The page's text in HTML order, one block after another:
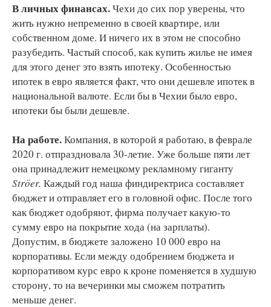
В личных финансах.Чехи до сих пор уверены, что
жить нужно непременно в своей квартире, или
собственном доме. И ничего их в этом не способно
разубедить. Частый способ, как купить жилье не имея
для этого денег это взять ипотеку. Особенностью
ипотек в евро является факт, что они дешевле ипотек в
национальной валюте. Если бы в Чехии было евро,
ипотеки бы были дешевле.
На работе.Компания, в которой я работаю, в феврале
2020 г. отпраздновала 30-летие. Уже больше пяти лет
она принадлежит немецкому рекламному гиганту
Ströer. Каждый год наша финдиректриса составляет
бюджет и отправляет его в головной офис. После того
как бюджет одобряют, фирма получает какую-то
сумму евро на покрытие хода (на зарплаты).
Допустим, в бюджете заложено 10 000 евро на
корпоративы. Если между одобрением бюджета и
корпоративом курс евро к кроне поменяется в худшую
сторону, то на вечеринки мы сможем потратить
меньше денег.